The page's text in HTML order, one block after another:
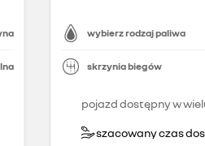
wybierz rodzaj paliwa
skrzynia biegów
pojazd dostępny w
szacowany czas